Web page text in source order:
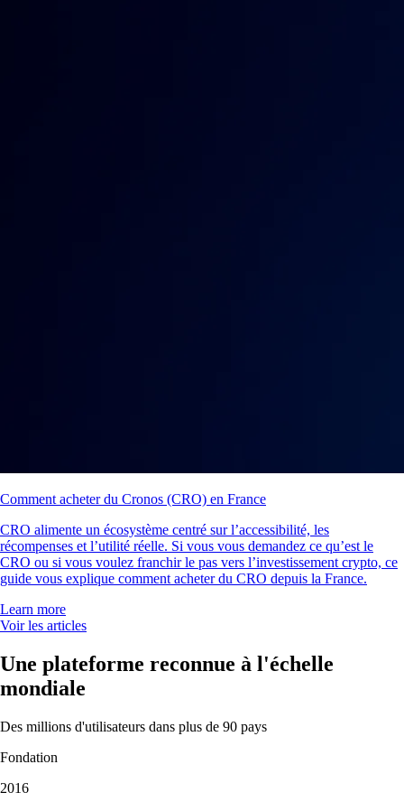
Comment acheter du Cronos (CRO) en France
CRO alimente un écosystème centré sur l’accessibilité, les
récompenses et l’utilité réelle. Si vous vous demandez ce qu’est le
CRO ou si vous voulez franchir le pas vers l’investissement crypto, ce
guide vous explique comment acheter du CRO depuis la France.
Learn more
Voir les articles
Une plateforme reconnue à l'échelle
mondiale
Des millions d'utilisateurs dans plus de 90 pays
Fondation
2016